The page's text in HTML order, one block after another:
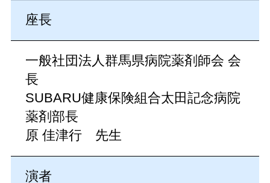
座長
一般社団法人群馬県病院薬剤師会 会
長
SUBARU健康保険組合太田記念病院
薬剤部長
原 佳津行 先生
演者